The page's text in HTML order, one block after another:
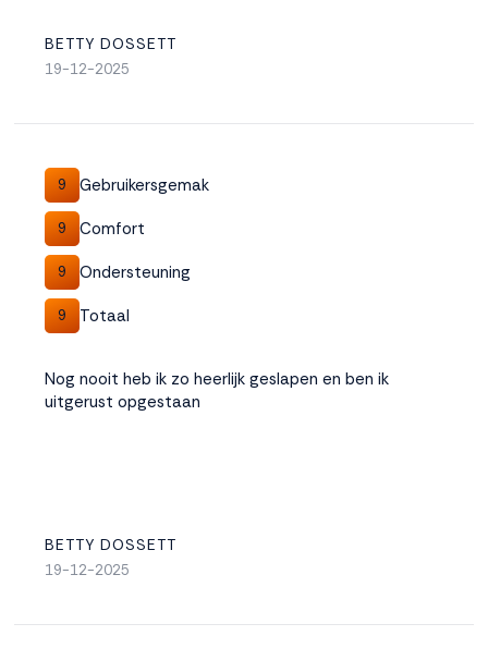
BETTY DOSSETT
19-12-2025
9 Gebruikersgemak
9 Comfort
9 Ondersteuning
9 Totaal
Nog nooit heb ik zo heerlijk geslapen en ben ik
uitgerust opgestaan
BETTY DOSSETT
19-12-2025